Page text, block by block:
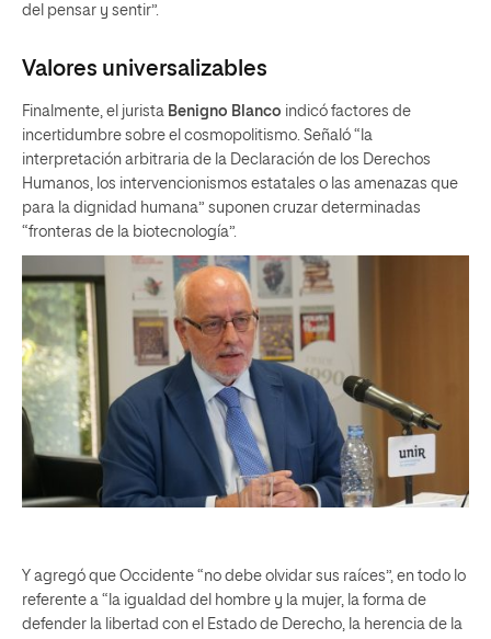
del pensar y sentir”.
Valores universalizables
Finalmente, el jurista Benigno Blanco indicó factores de
incertidumbre sobre el cosmopolitismo. Señaló “la
interpretación arbitraria de la Declaración de los Derechos
Humanos, los intervencionismos estatales o las amenazas que
para la dignidad humana” suponen cruzar determinadas
“fronteras de la biotecnología”.
Y agregó que Occidente “no debe olvidar sus raíces”, en todo lo
referente a “la igualdad del hombre y la mujer, la forma de
defender la libertad con el Estado de Derecho, la herencia de la